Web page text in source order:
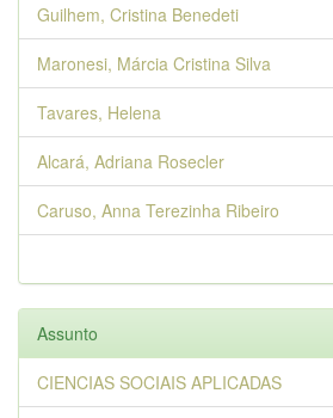
Guilhem, Cristina Benedeti
Maronesi, Márcia Cristina Silva
Tavares, Helena
Alcará, Adriana Rosecler
Caruso, Anna Terezinha Ribeiro
Assunto
CIENCIAS SOCIAIS APLICADAS